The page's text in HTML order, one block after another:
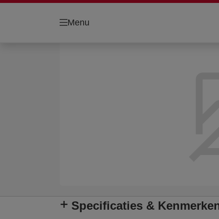
Menu
Specificaties &